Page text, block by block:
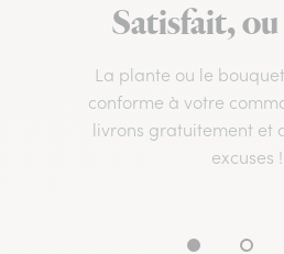
Satisfait,
La plante ou le
conforme à votre
livrons gratuitement et
excuses !